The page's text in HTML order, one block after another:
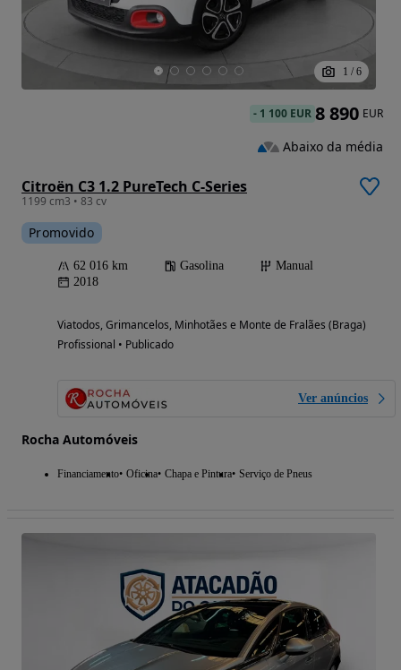
1 / 6
Citroën C3 1.2 PureTech C-Series
1199 cm3 • 83 cv
Promovido
62 016 km Gasolina
Manual
2018
Viatodos, Grimancelos, Minhotães e Monte de Fralães (Braga)
Profissional • Publicado
Ver anúncios
Rocha Automóveis
Financiamento Oficina Chapa e Pintura Serviço de Pneus
- 1 100 EUR 8 890 EUR
Abaixo da média